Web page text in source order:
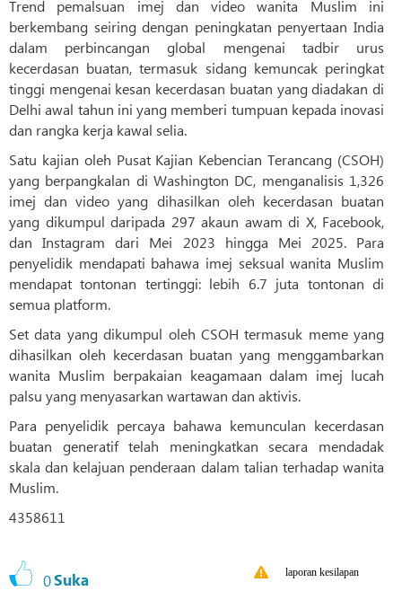
Trend pemalsuan imej dan video wanita Muslim ini
berkembang seiring dengan peningkatan penyertaan India
dalam perbincangan global mengenai tadbir urus
kecerdasan buatan, termasuk sidang kemuncak peringkat
tinggi mengenai kesan kecerdasan buatan yang diadakan di
Delhi awal tahun ini yang memberi tumpuan kepada inovasi
dan rangka kerja kawal selia.
Satu kajian oleh Pusat Kajian Kebencian Terancang (CSOH)
yang berpangkalan di Washington DC, menganalisis 1,326
imej dan video yang dihasilkan oleh kecerdasan buatan
yang dikumpul daripada 297 akaun awam di X, Facebook,
dan Instagram dari Mei 2023 hingga Mei 2025. Para
penyelidik mendapati bahawa imej seksual wanita Muslim
mendapat tontonan tertinggi: lebih 6.7 juta tontonan di
semua platform.
Set data yang dikumpul oleh CSOH termasuk meme yang
dihasilkan oleh kecerdasan buatan yang menggambarkan
wanita Muslim berpakaian keagamaan dalam imej lucah
palsu yang menyasarkan wartawan dan aktivis.
Para penyelidik percaya bahawa kemunculan kecerdasan
buatan generatif telah meningkatkan secara mendadak
skala dan kelajuan penderaan dalam talian terhadap wanita
Muslim.
4358611
0Suka laporan kesilapan